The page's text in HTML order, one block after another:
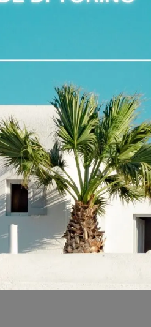
Arredamenti per l'acquisto di
esperti offrono servizi di
clienti da Settimo Torinese. È
rateizzato per l'acquisto dello
di pagamento rateizzate
in negozio.